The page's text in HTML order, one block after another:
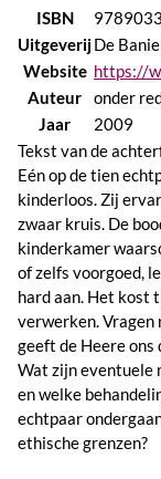
ISBN
UitgeverijDe
Website https://
Auteur
onder
Jaar
2009
Tekst van de
Eén op de tien
kinderloos. Zij
zwaar kruis. De
kinderkamer
of zelfs voorgoed,
hard aan. Het kost
verwerken. Vragen
geeft de Heere ons
Wat zijn eventuele
en welke
echtpaar
ethische grenzen?